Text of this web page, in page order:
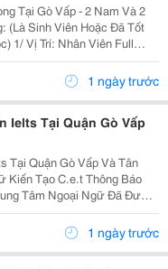
Tại Gò Vấp - 2 Nam Và 2
Hưởng Các Ngày...1 ngày trước
Ielts Tại Quận Gò Vấp
Tại Quận Gò Vấp Và Tân
Về Chương Trình Anh Văn
Học Thuật Ielts &Ndash; Toefl Ibt. Trung Tâm...1 ngày trước